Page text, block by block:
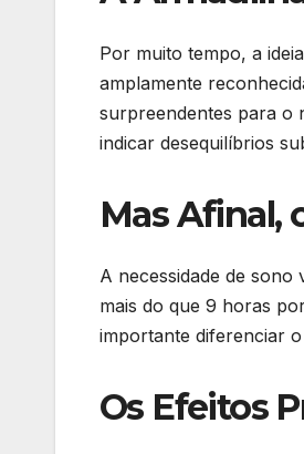
Por muito tempo, a
amplamente
surpreendentes para o
indicar desequilíbrios
Mas Afinal,
A necessidade de
mais do que 9 horas
importante diferenciar
Os Efeitos